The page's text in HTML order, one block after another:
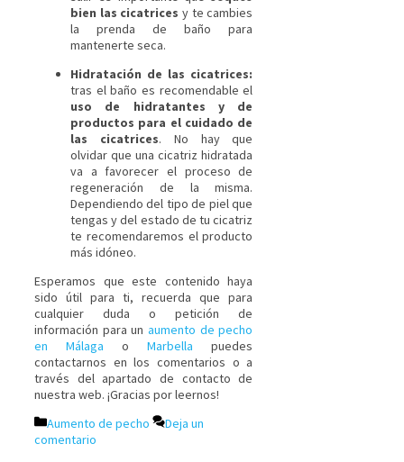
bien las cicatrices y te cambies
la prenda de baño para
mantenerte seca.
Hidratación de las cicatrices:
tras el baño es recomendable el
uso de hidratantes y de
productos para el cuidado de
las cicatrices. No hay que
olvidar que una cicatriz hidratada
va a favorecer el proceso de
regeneración de la misma.
Dependiendo del tipo de piel que
tengas y del estado de tu cicatriz
te recomendaremos el producto
más idóneo.
Esperamos que este contenido haya
sido útil para ti, recuerda que para
cualquier duda o petición de
información para unaumento de pecho
en Málaga oMarbella puedes
contactarnos en los comentarios o a
través del apartado de contacto de
nuestra web. ¡Gracias por leernos!
Aumento de pecho
Deja un
comentario